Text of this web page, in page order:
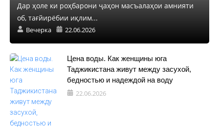
Дар ҳоле ки роҳбарони ҷаҳон масъалаҳои амнияти
об, тағйирёбии иқлим...
Вечерка 22.06.2026
Цена воды. Как женщины юга
Таджикистана живут между засухой,
бедностью и надеждой на воду
22.06.2026